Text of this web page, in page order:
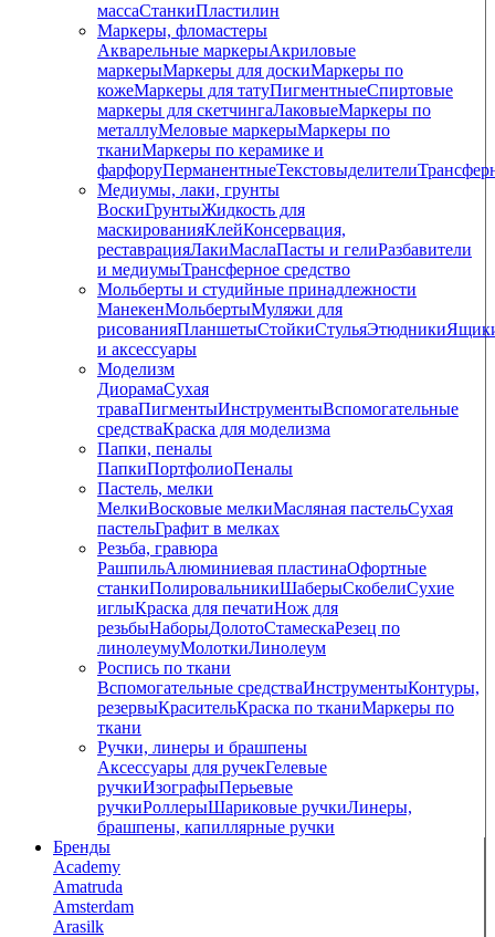
массаСтанкиПластилин
Маркеры, фломастеры
Акварельные маркерыАкриловые
маркерыМаркеры для доскиМаркеры по
кожеМаркеры для татуПигментныеCпиртовые
маркеры для скетчингаЛаковыеМаркеры по
металлуМеловые маркерыМаркеры по
тканиМаркеры по керамике и
фарфоруПерманентныеТекстовыделители
Медиумы, лаки, грунты
ВоскиГрунтыЖидкость для
маскированияКлейКонсервация,
реставрацияЛакиМаслаПасты и гелиРазбавители
и медиумыТрансферное средство
Мольберты и студийные принадлежности
МанекенМольбертыМуляжи для
рисованияПланшетыСтойкиСтульяЭтюдники
и аксессуары
Моделизм
ДиорамаСухая
траваПигментыИнструментыВспомогательные
средстваКраска для моделизма
Папки, пеналы
ПапкиПортфолиоПеналы
Пастель, мелки
МелкиВосковые мелкиМасляная пастельСухая
пастельГрафит в мелках
Резьба, гравюра
РашпильАлюминиевая пластинаОфортные
станкиПолировальникиШаберыСкобелиСухие
иглыКраска для печатиНож для
резьбыНаборыДолотоСтамескаРезец по
линолеумуМолоткиЛинолеум
Роспись по ткани
Вспомогательные средстваИнструментыКонтуры,
резервыКрасительКраска по тканиМаркеры по
ткани
Ручки, линеры и брашпены
Аксессуары для ручекГелевые
ручкиИзографыПерьевые
ручкиРоллерыШариковые ручкиЛинеры,
брашпены, капиллярные ручки
Бренды
Academy
Amatruda
Amsterdam
Arasilk